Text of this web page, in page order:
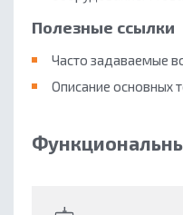
Полезные ссылки
Часто задаваемые
Описание основных